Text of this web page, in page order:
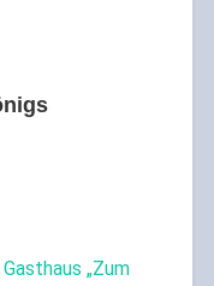
Gasthaus „Zum